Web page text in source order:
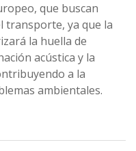
que buscan
transporte, ya que la
la huella de
acústica y la
a la
ambientales.